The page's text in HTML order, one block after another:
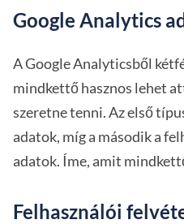
Google Analytics
A Google Analyticsből
mindkettő hasznos lehet
szeretne tenni. Az első
adatok, míg a második a
adatok. Íme, amit
Felhasználói